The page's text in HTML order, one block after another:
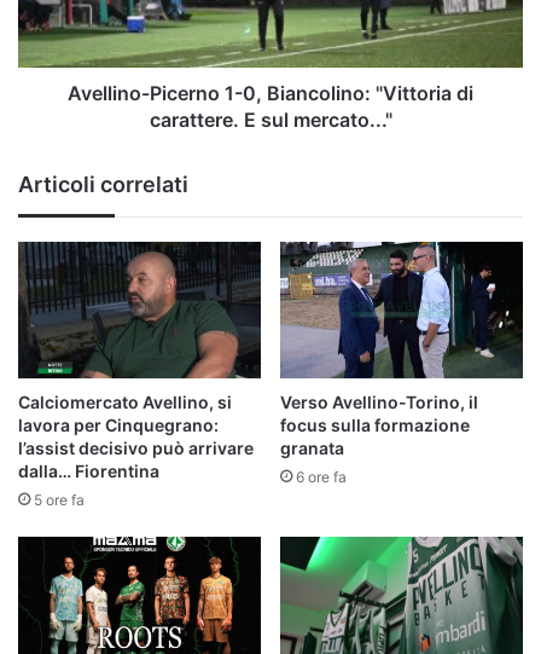
di
carattere.
E
Avellino-Picerno 1-0, Biancolino: "Vittoria di
carattere. E sul mercato..."
Articoli correlati
Calciomercato Avellino, si
lavora per Cinquegrano:
l’assist decisivo può arrivare
dalla… Fiorentina
5 ore fa
Verso Avellino-Torino, il
focus sulla formazione
granata
6 ore fa